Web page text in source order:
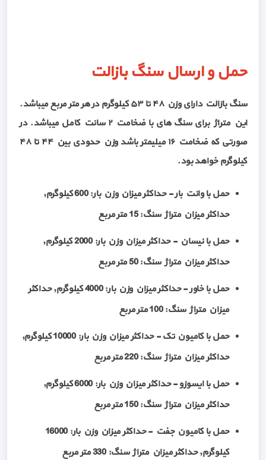
حمل و ارسال سنگ بازالت
سنگ بازالت دارای وزن ۴۸ تا ۵۳ کیلوگرم در هر متر مربع میباشد.
این متراژ برای سنگ های با ضخامت ۲ سانت کامل میباشد. در
صورتی که ضخامت ۱۶ میلیمتر باشد وزن حدودی بین ۴۴ تا ۴۸
کیلوگرم خواهد بود.
حمل با وانت بار - حداکثر میزان وزن بار: 600 کیلوگرم,
حداکثر میزان متراژ سنگ: 15 متر مربع
حمل با نیسان - حداکثر میزان وزن بار: 2000 کیلوگرم,
حداکثر میزان متراژ سنگ: 50 متر مربع
حمل با خاور - حداکثر میزان وزن بار: 4000 کیلوگرم, حداکثر
میزان متراژ سنگ: 100 متر مربع
حمل با کامیون تک - حداکثر میزان وزن بار: 10000 کیلوگرم,
حداکثر میزان متراژ سنگ: 220 متر مربع
حمل با ایسوزو - حداکثر میزان وزن بار: 6000 کیلوگرم,
حداکثر میزان متراژ سنگ: 150 متر مربع
حمل با کامیون جفت - حداکثر میزان وزن بار: 16000
کیلوگرم, حداکثر میزان متراژ سنگ: 330 متر مربع